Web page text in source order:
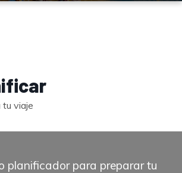
tu viaje
planificador para preparar tu